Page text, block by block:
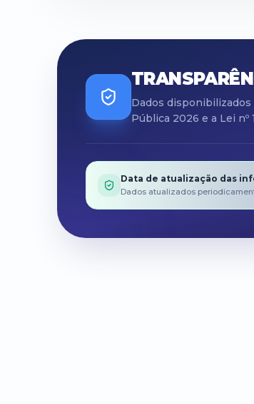
Dados
Pública 2026 e a Lei nº
Data de atualização das
Dados atualizados